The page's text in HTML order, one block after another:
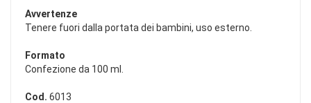
Avvertenze
Tenere fuori dalla portata dei bambini, uso esterno.
Formato
Confezione da 100 ml.
Cod. 6013